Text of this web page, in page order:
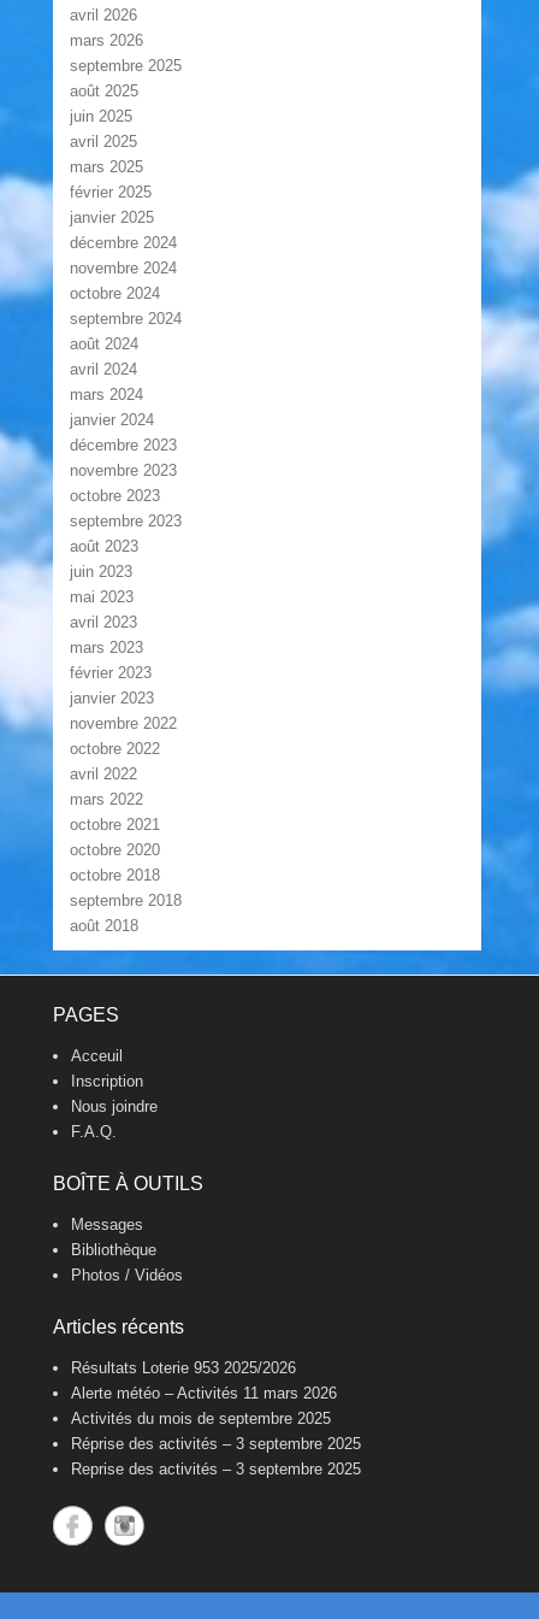
avril 2026
mars 2026
septembre 2025
août 2025
juin 2025
avril 2025
mars 2025
février 2025
janvier 2025
décembre 2024
novembre 2024
octobre 2024
septembre 2024
août 2024
avril 2024
mars 2024
janvier 2024
décembre 2023
novembre 2023
octobre 2023
septembre 2023
août 2023
juin 2023
mai 2023
avril 2023
mars 2023
février 2023
janvier 2023
novembre 2022
octobre 2022
avril 2022
mars 2022
octobre 2021
octobre 2020
octobre 2018
septembre 2018
août 2018
PAGES
Acceuil
Inscription
Nous joindre
F.A.Q.
BOÎTE À OUTILS
Messages
Bibliothèque
Photos / Vidéos
Articles récents
Résultats Loterie 953 2025/2026
Alerte météo – Activités 11 mars 2026
Activités du mois de septembre 2025
Réprise des activités – 3 septembre 2025
Reprise des activités – 3 septembre 2025